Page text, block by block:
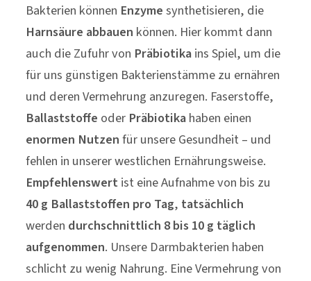
Bakterien können Enzymesynthetisieren, die
Harnsäure abbauen können. Hier kommt dann
auch die Zufuhr von Präbiotikains Spiel, um die
für uns günstigen Bakterienstämme zu ernähren
und deren Vermehrung anzuregen. Faserstoffe,
Ballaststoffe oder Präbiotikahaben einen
enormen Nutzenfür unsere Gesundheit – und
fehlen in unserer westlichen Ernährungsweise.
Empfehlenswertist eine Aufnahme von bis zu
40 g Ballaststoffen pro Tag, tatsächlich
werden durchschnittlich 8 bis 10 g täglich
aufgenommen. Unsere Darmbakterien haben
schlicht zu wenig Nahrung. Eine Vermehrung von